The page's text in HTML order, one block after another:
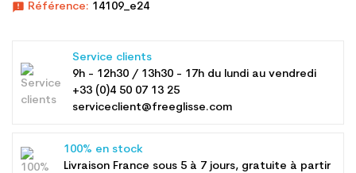
announcement Référence: 14109_e24
Service clients
9h - 12h30 / 13h30 - 17h du lundi au vendredi
+33 (0)4 50 07 13 25
serviceclient@freeglisse.com
100% en stock
Livraison France sous 5 à 7 jours, gratuite à partir